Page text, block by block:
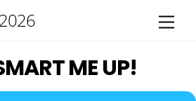
ME UP!